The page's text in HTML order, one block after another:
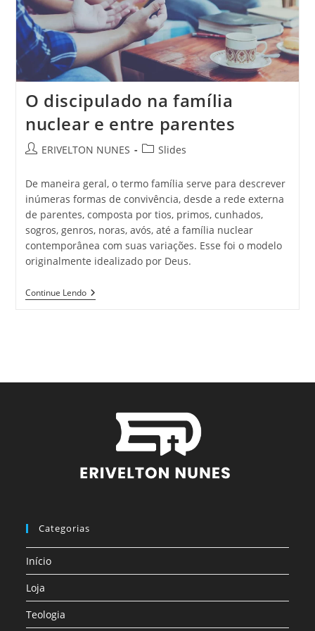
O discipulado na família
nuclear e entre parentes
ERIVELTON NUNES Slides
De maneira geral, o termo família serve para descrever
inúmeras formas de convivência, desde a rede externa
de parentes, composta por tios, primos, cunhados,
sogros, genros, noras, avós, até a família nuclear
contemporânea com suas variações. Esse foi o modelo
originalmente idealizado por Deus.
Continue Lendo
Categorias
Início
Loja
Teologia